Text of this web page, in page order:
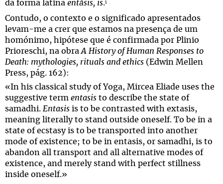
da forma latina entăsis, is.1
Contudo, o contexto e o significado apresentados
levam-me a crer que estamos na presença de um
homónimo, hipótese que é confirmada por Plinio
Prioreschi, na obra A History of Human Responses to
Death: mythologies, rituals and ethics (Edwin Mellen
Press, pág. 162):
«In his classical study of Yoga, Mircea Eliade uses the
suggestive term entasis to describe the state of
samadhi. Entasis is to be contrasted with extasis,
meaning literally to stand outside oneself. To be in a
state of ecstasy is to be transported into another
mode of existence; to be in entasis, or samadhi, is to
abandon all transport and all alternative modes of
existence, and merely stand with perfect stillness
inside oneself.»